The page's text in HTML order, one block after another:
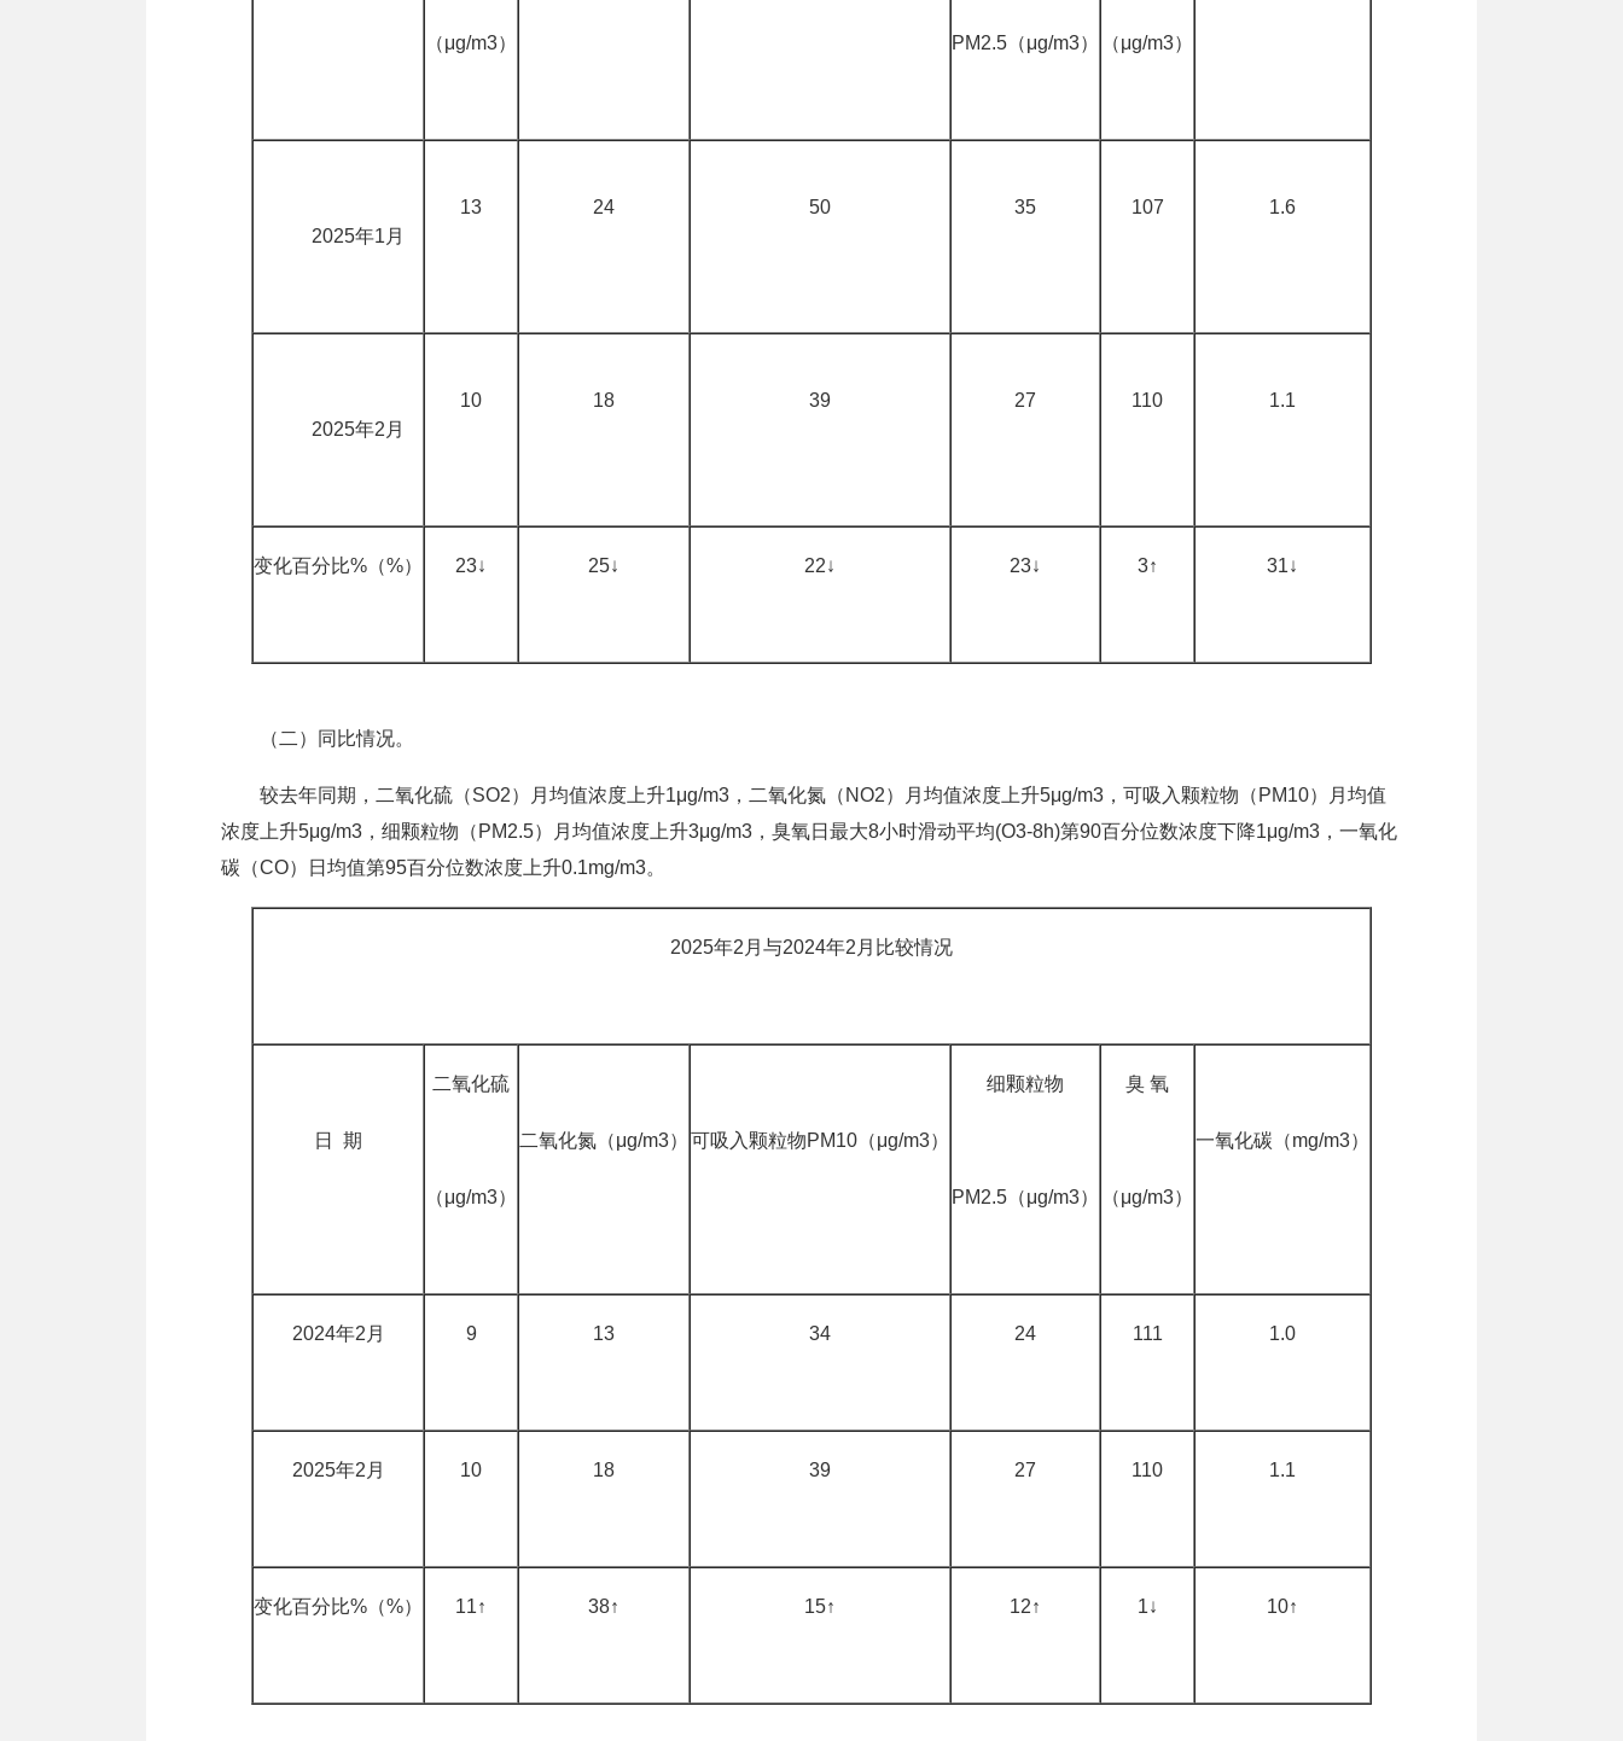
（μg/m3） PM2.5（μg/m3） （μg/m3）
2025年1月
13 24 50 35 107 1.6
2025年2月
10 18 39 27 110 1.1
变化百分比%（%） 23↓ 25↓ 22↓ 23↓ 3↑ 31↓
（二）同比情况。
较去年同期，二氧化硫（SO2）月均值浓度上升1μg/m3，二氧化氮（NO2）月均值浓度上升5μg/m3，可吸入颗粒物（PM10）月均值
浓度上升5μg/m3，细颗粒物（PM2.5）月均值浓度上升3μg/m3，臭氧日最大8小时滑动平均(O3-8h)第90百分位数浓度下降1μg/m3，一氧化
碳（CO）日均值第95百分位数浓度上升0.1mg/m3。
2025年2月与2024年2月比较情况
日 期
二氧化硫
（μg/m3）
二氧化氮（μg/m3） 可吸入颗粒物PM10（μg/m3）
细颗粒物
PM2.5（μg/m3）
臭 氧
（μg/m3）
一氧化碳（mg/m3）
2024年2月 9 13 34 24 111 1.0
2025年2月 10 18 39 27 110 1.1
变化百分比%（%） 11↑ 38↑ 15↑ 12↑ 1↓ 10↑